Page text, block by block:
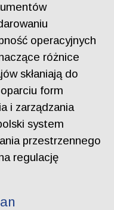
operacyjnych
różnice
skłaniają do
form
i zarządzania
system
przestrzennego
regulację